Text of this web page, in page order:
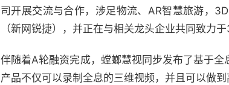
司开展交流与合作，涉足物流、AR智慧旅游，
（新网锐捷），并正在与相关龙头企业共同致力
伴随着A轮融资完成，螳螂慧视同步发布了基于
产品不仅可以录制全息的三维视频，并且可以做